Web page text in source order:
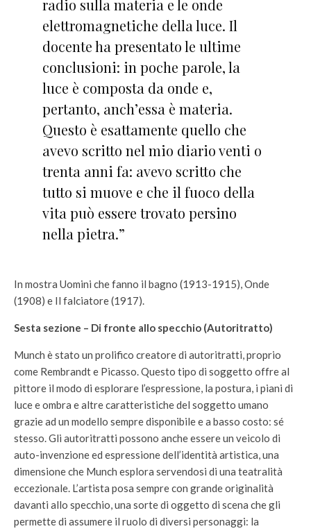
radio sulla materia e le onde
elettromagnetiche della luce. Il
docente ha presentato le ultime
conclusioni: in poche parole, la
luce è composta da onde e,
pertanto, anch’essa è materia.
Questo è esattamente quello che
avevo scritto nel mio diario venti o
trenta anni fa: avevo scritto che
tutto si muove e che il fuoco della
vita può essere trovato persino
nella pietra.”
In mostra Uomini che fanno il bagno (1913-1915), Onde
(1908) e Il falciatore (1917).
Sesta sezione – Di fronte allo specchio (Autoritratto)
Munch è stato un prolifico creatore di autoritratti, proprio
come Rembrandt e Picasso. Questo tipo di soggetto offre al
pittore il modo di esplorare l’espressione, la postura, i piani di
luce e ombra e altre caratteristiche del soggetto umano
grazie ad un modello sempre disponibile e a basso costo: sé
stesso. Gli autoritratti possono anche essere un veicolo di
auto-invenzione ed espressione dell’identità artistica, una
dimensione che Munch esplora servendosi di una teatralità
eccezionale. L’artista posa sempre con grande originalità
davanti allo specchio, una sorte di oggetto di scena che gli
permette di assumere il ruolo di diversi personaggi: la